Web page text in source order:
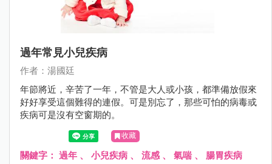
過年常見小兒疾病
作者：湯國廷
年節將近，辛苦了一年，不管是大人或小孩，都準備放假來
好好享受這個難得的連假。可是別忘了，那些可怕的病毒或
疾病可是沒有空窗期的。
收藏
關鍵字： 過年 、 小兒疾病 、 流感 、 氣喘、 腸胃疾病